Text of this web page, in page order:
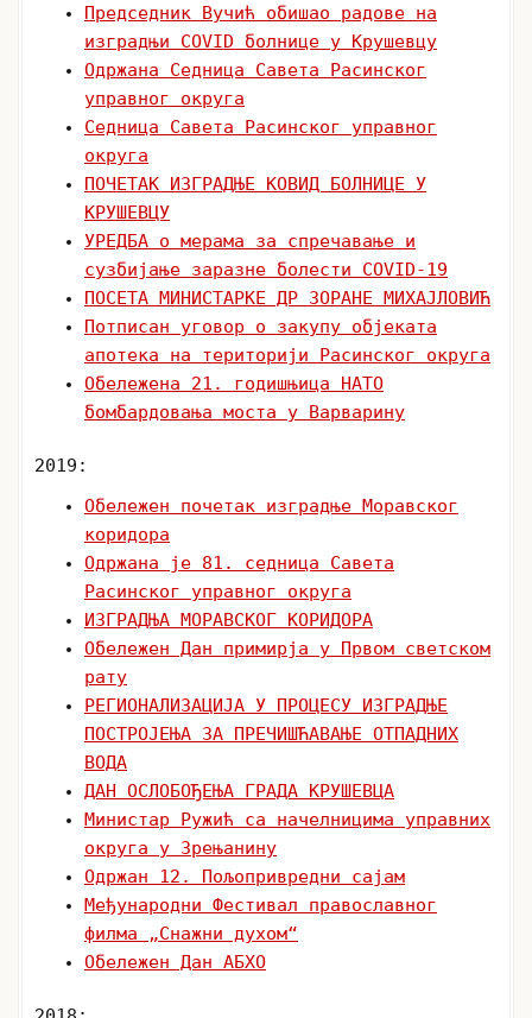
Председник Вучић обишао радове на
изградњи COVID болнице у Крушевцу
Одржана Седница Савета Расинског
управног округа
Седница Савета Расинског управног
округа
ПОЧЕТАК ИЗГРАДЊЕ КОВИД БОЛНИЦЕ У
КРУШЕВЦУ
УРЕДБА о мерама за спречавање и
сузбијање заразне болести COVID-19
ПОСЕТА МИНИСТАРКЕ ДР ЗОРАНЕ МИХАЈЛОВИЋ
Потписан уговор о закупу објеката
апотека на територији Расинског округа
Обележена 21. годишњица НАТО
бомбардовања моста у Варварину
2019:
Oбележен почетак изградње Моравског
коридора
Одржана је 81. седница Савета
Расинског управног округа
ИЗГРАДЊА МОРАВСКОГ КОРИДОРА
Обележен Дан примирја у Првом светском
рату
РЕГИОНАЛИЗАЦИЈА У ПРОЦЕСУ ИЗГРАДЊЕ
ПОСТРОЈЕЊА ЗА ПРЕЧИШЋАВАЊЕ ОТПАДНИХ
ВОДА
ДАН ОСЛОБОЂЕЊА ГРАДА КРУШЕВЦА
Министар Ружић са начелницима управних
округа у Зрењанину
Одржан 12. Пољопривредни сајам
Mеђународни Фестивал православног
филма „Снажни духом“
Обележен Дан АБХО